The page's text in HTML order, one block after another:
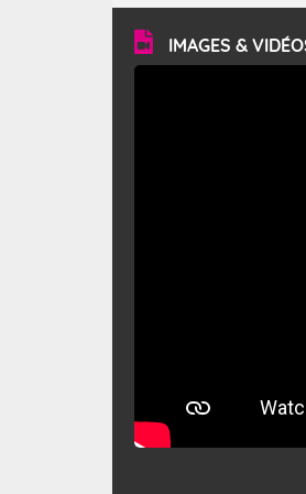
vitesse moyenne de 50
en rafales, parfois
du Rhône et la Provence
méditerranéen à partir de
IMAGES &